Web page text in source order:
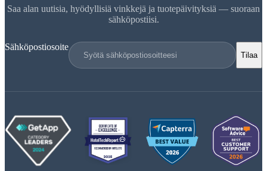
Saa alan uutisia, hyödyllisiä vinkkejä ja tuotepäivityksiä — suoraan
sähköpostiisi.
Sähköpostiosoite
Tilaa